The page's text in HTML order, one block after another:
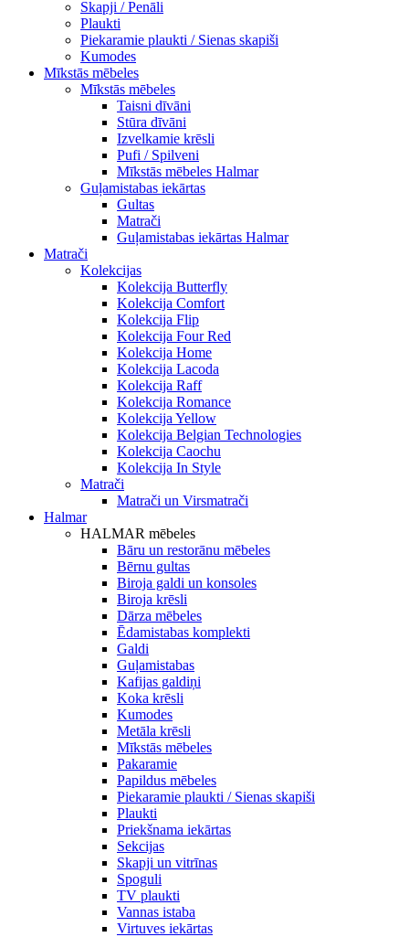
Skapji / Penāli
Plaukti
Piekaramie plaukti / Sienas skapiši
Kumodes
Mīkstās mēbeles
Mīkstās mēbeles
Taisni dīvāni
Stūra dīvāni
Izvelkamie krēsli
Pufi / Spilveni
Mīkstās mēbeles Halmar
Guļamistabas iekārtas
Gultas
Matrači
Guļamistabas iekārtas Halmar
Matrači
Kolekcijas
Kolekcija Butterfly
Kolekcija Comfort
Kolekcija Flip
Kolekcija Four Red
Kolekcija Home
Kolekcija Lacoda
Kolekcija Raff
Kolekcija Romance
Kolekcija Yellow
Kolekcija Belgian Technologies
Kolekcija Caochu
Kolekcija In Style
Matrači
Matrači un Virsmatrači
Halmar
HALMAR mēbeles
Bāru un restorānu mēbeles
Bērnu gultas
Biroja galdi un konsoles
Biroja krēsli
Dārza mēbeles
Ēdamistabas komplekti
Galdi
Guļamistabas
Kafijas galdiņi
Koka krēsli
Kumodes
Metāla krēsli
Mīkstās mēbeles
Pakaramie
Papildus mēbeles
Piekaramie plaukti / Sienas skapiši
Plaukti
Priekšnama iekārtas
Sekcijas
Skapji un vitrīnas
Spoguli
TV plaukti
Vannas istaba
Virtuves iekārtas